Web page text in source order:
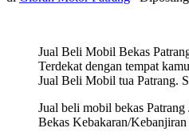
Jual Beli Mobil Bekas
Terdekat dengan tempat
Jual Beli Mobil tua Patrang.
Jual beli mobil bekas
Bekas Kebakaran/